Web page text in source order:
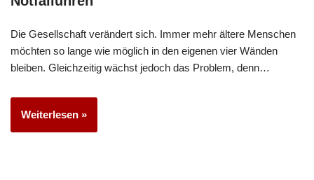
Die Gesellschaft verändert sich. Immer mehr ältere Menschen
möchten so lange wie möglich in den eigenen vier Wänden
bleiben. Gleichzeitig wächst jedoch das Problem, denn…
Weiterlesen »